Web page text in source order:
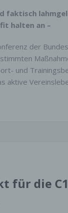
faktisch
halten an –
der
und
aktive
für die